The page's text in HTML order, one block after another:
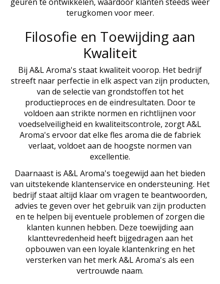
terugkomen voor meer.
Filosofie en Toewijding aan
Kwaliteit
Bij A&L Aroma's staat kwaliteit voorop. Het bedrijf
streeft naar perfectie in elk aspect van zijn producten,
van de selectie van grondstoffen tot het
productieproces en de eindresultaten. Door te
voldoen aan strikte normen en richtlijnen voor
voedselveiligheid en kwaliteitscontrole, zorgt A&L
Aroma's ervoor dat elke fles aroma die de fabriek
verlaat, voldoet aan de hoogste normen van
excellentie.
Daarnaast is A&L Aroma's toegewijd aan het bieden
van uitstekende klantenservice en ondersteuning. Het
bedrijf staat altijd klaar om vragen te beantwoorden,
advies te geven over het gebruik van zijn producten
en te helpen bij eventuele problemen of zorgen die
klanten kunnen hebben. Deze toewijding aan
klanttevredenheid heeft bijgedragen aan het
opbouwen van een loyale klantenkring en het
versterken van het merk A&L Aroma's als een
vertrouwde naam.